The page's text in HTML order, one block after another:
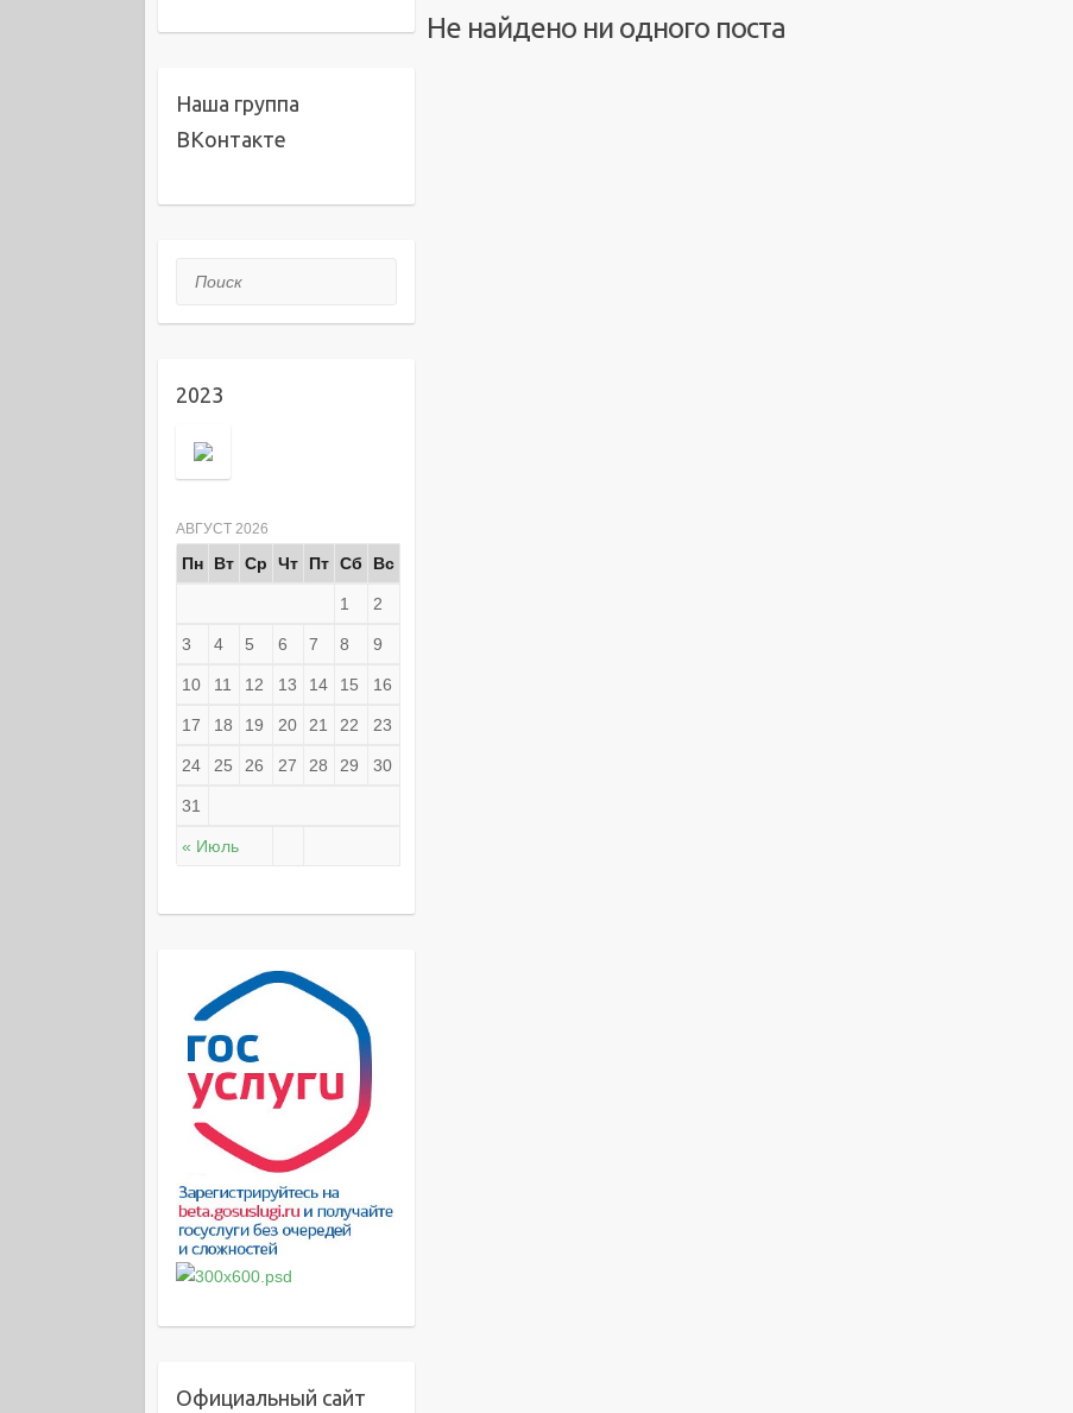
Наша группа
ВКонтакте
Поиск
2023
АВГУСТ 2026
Пн Вт Ср Чт Пт Сб Вс
« Июль
1 2
3 4 5 6 7 8 9
10 11 12 13 14 15 16
17 18 19 20 21 22 23
24 25 26 27 28 29 30
31
Официальный сайт
Не найдено ни одного поста